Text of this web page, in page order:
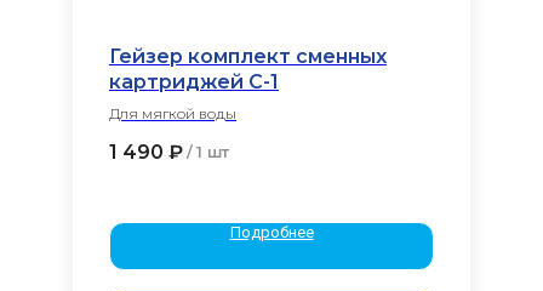
Гейзер комплект сменных
картриджей С-1
Для мягкой воды
1 490 ₽ / 1 шт
Подробнее